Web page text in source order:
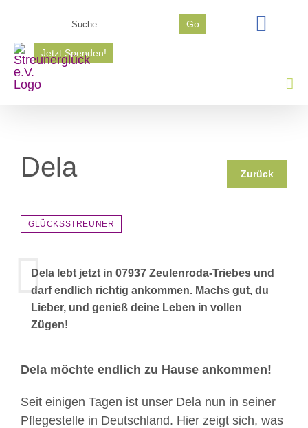
springen
Go
Jetzt Spenden!
Dela Zurück
GLÜCKSSTREUNER
Dela lebt jetzt in 07937 Zeulenroda-Triebes und
darf endlich richtig ankommen. Machs gut, du
Lieber, und genieß deine Leben in vollen
Zügen!
Dela möchte endlich zu Hause ankommen!
Seit einigen Tagen ist unser Dela nun in seiner
Pflegestelle in Deutschland. Hier zeigt sich, was